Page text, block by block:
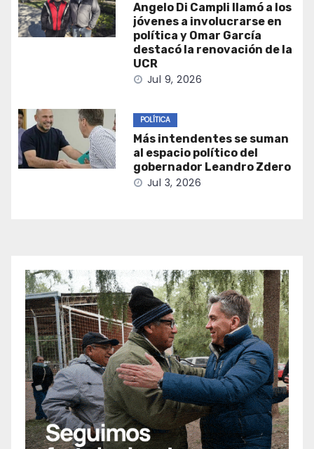
Angelo Di Campli llamó a los
jóvenes a involucrarse en
política y Omar García
destacó la renovación de la
UCR
Jul 9, 2026
POLÍTICA
Más intendentes se suman
al espacio político del
gobernador Leandro Zdero
Jul 3, 2026